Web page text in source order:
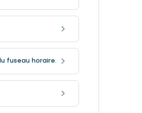
fuseau horaire.